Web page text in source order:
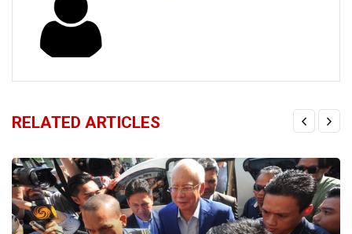
RELATED ARTICLES